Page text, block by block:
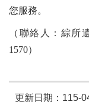
您服務。
（聯絡人：綜所
1570）
更新日期：115-